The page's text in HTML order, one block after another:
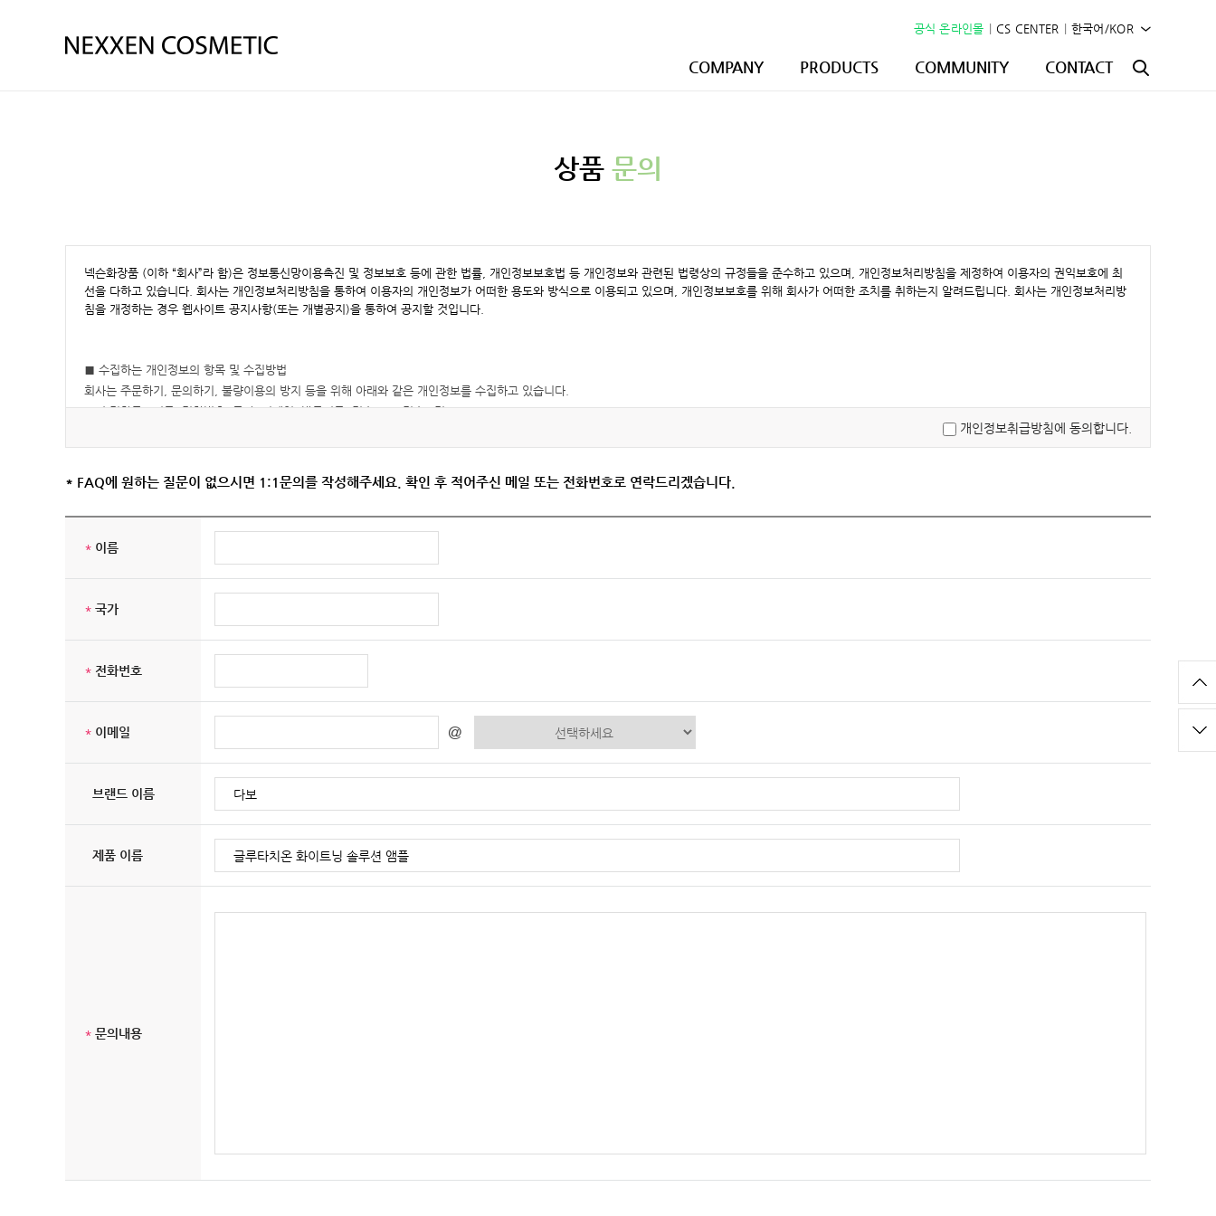
공식 온라인몰 CS CENTER 한국어/KOR
COMPANY PRODUCTS COMMUNITY CONTACT
상품 문의
넥슨화장품 (이하 “회사”라 함)은 정보통신망이용촉진 및 정보보호 등에 관한 법률, 개인정보보호법 등 개인정보와 관련된 법령상의 규정들을 준수하고 있으며, 개인정보처리방침을 제정하여 이용자의 권익보호에 최
선을 다하고 있습니다. 회사는 개인정보처리방침을 통하여 이용자의 개인정보가 어떠한 용도와 방식으로 이용되고 있으며, 개인정보보호를 위해 회사가 어떠한 조치를 취하는지 알려드립니다. 회사는 개인정보처리방
침을 개정하는 경우 웹사이트 공지사항(또는 개별공지)을 통하여 공지할 것입니다.
■ 수집하는 개인정보의 항목 및 수집방법
회사는 주문하기, 문의하기, 불량이용의 방지 등을 위해 아래와 같은 개인정보를 수집하고 있습니다.
○ 수집항목 : 이름, 전화번호, 국가, 이메일, 방문기록, 접속로그, 접속IP정보
자세히 보기 : 홈페이지 맨 하단 "Privacy Policy"
개인정보취급방침에 동의합니다.
* FAQ에 원하는 질문이 없으시면 1:1문의를 작성해주세요. 확인 후 적어주신 메일 또는 전화번호로 연락드리겠습니다.
* 이름
* 국가
* 전화번호
* 이메일 @
브랜드 이름
제품 이름
* 문의내용